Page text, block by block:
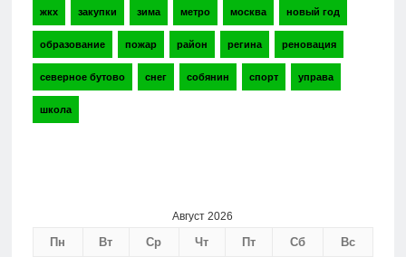
жкх закупки зима метро москва новый год
образование пожар район регина реновация
северное бутово снег собянин спорт управа
школа
Август 2026
Пн Вт Ср Чт Пт Сб Вс